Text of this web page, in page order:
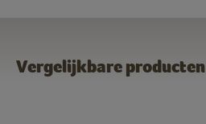
Vergelijkbare producten